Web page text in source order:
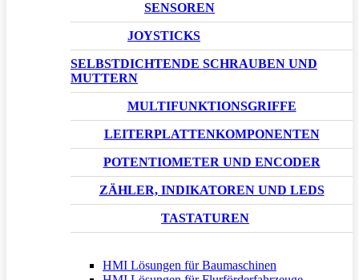
SENSOREN
JOYSTICKS
SELBSTDICHTENDE SCHRAUBEN UND
MUTTERN
MULTIFUNKTIONSGRIFFE
LEITERPLATTENKOMPONENTEN
POTENTIOMETER UND ENCODER
ZÄHLER, INDIKATOREN UND LEDS
TASTATUREN
HMI Lösungen für Baumaschinen